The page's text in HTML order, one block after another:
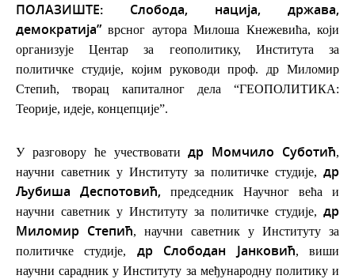
ПОЛАЗИШТЕ: Слобода, нација, држава,
демократија” врсног аутора Милоша Кнежевића, који
организује Центар за геополитику, Института за
политичке студије, којим руководи проф. др Миломир
Степић, творац капиталног дела “ГЕОПОЛИТИКА:
Теорије, идеје, концепције”.
У разговору ће учествоватидр Момчило Суботић,
научни саветник у Институту за политичке студије, др
Љубиша Деспотовић, председник Научног већа и
научни саветник у Институту за политичке студије, др
Миломир Степић, научни саветник у Институту за
политичке студије, др Слободан Јанковић, виши
научни сарадник у Институту за међународну политику и